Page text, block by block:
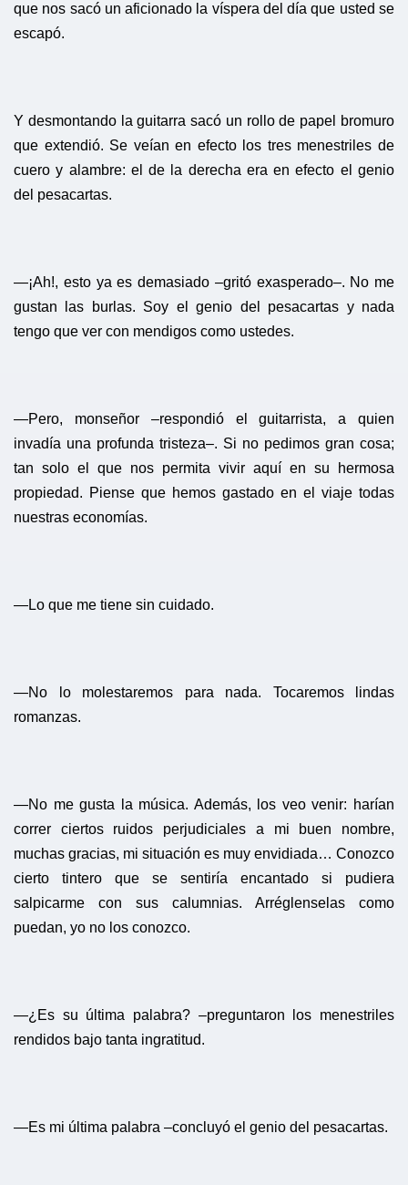
que nos sacó un aficionado la víspera del día que usted se
escapó.
Y desmontando la guitarra sacó un rollo de papel bromuro
que extendió. Se veían en efecto los tres menestriles de
cuero y alambre: el de la derecha era en efecto el genio
del pesacartas.
—¡Ah!, esto ya es demasiado –gritó exasperado–. No me
gustan las burlas. Soy el genio del pesacartas y nada
tengo que ver con mendigos como ustedes.
—Pero, monseñor –respondió el guitarrista, a quien
invadía una profunda tristeza–. Si no pedimos gran cosa;
tan solo el que nos permita vivir aquí en su hermosa
propiedad. Piense que hemos gastado en el viaje todas
nuestras economías.
—Lo que me tiene sin cuidado.
—No lo molestaremos para nada. Tocaremos lindas
romanzas.
—No me gusta la música. Además, los veo venir: harían
correr ciertos ruidos perjudiciales a mi buen nombre,
muchas gracias, mi situación es muy envidiada… Conozco
cierto tintero que se sentiría encantado si pudiera
salpicarme con sus calumnias. Arréglenselas como
puedan, yo no los conozco.
—¿Es su última palabra? –preguntaron los menestriles
rendidos bajo tanta ingratitud.
—Es mi última palabra –concluyó el genio del pesacartas.